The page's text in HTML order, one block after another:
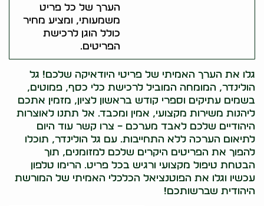
הערך של כל פריט
משמעותי, ומציע מחיר
כולל הוגן לרכישת
הפריטים.
גלו את הערך האמיתי של פריטי היודאיקה שלכם! גל
הולינדר, המומחה המוביל לרכישת כלי כסף, פמוטים,
בשמים עתיקים וספרי קודש בראשון לציון, מזמין אתכם
ליהנות משירות מקצועי, אמין ומכבד. אל תתנו לאוצרות
היהודיים שלכם לאבד מערכם – צרו קשר עוד היום
לתיאום הערכה ללא התחייבות. עם גל הולינדר, תוכלו
להפוך את הפריטים היקרים שלכם למזומנים, תוך
הבטחת טיפול מקצועי ורגיש בכל פריט. הרימו טלפון
עכשיו וגלו את הפוטנציאל הכלכלי האמיתי של המורשת
היהודית שברשותכם!